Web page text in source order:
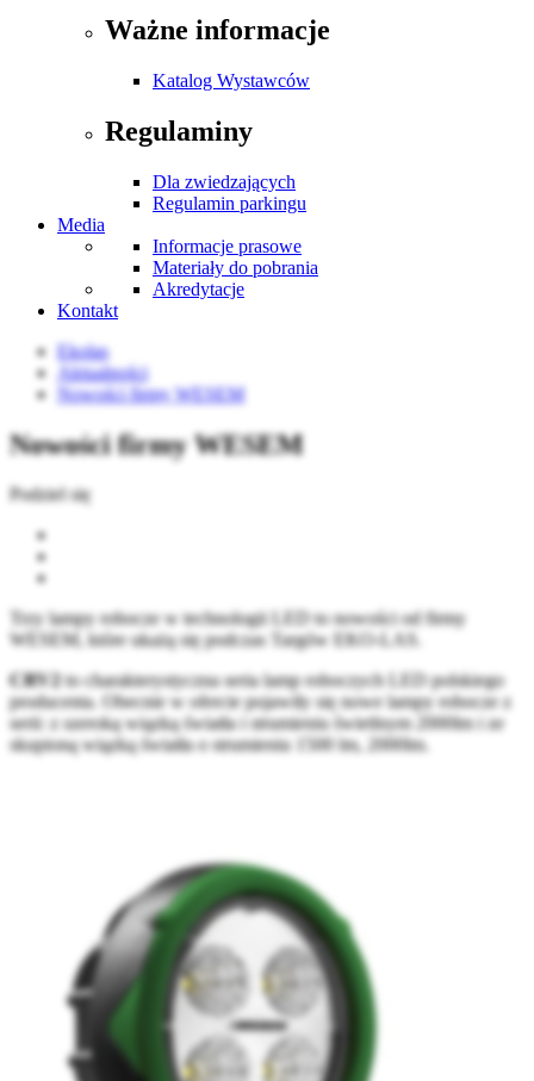
Ważne informacje
Katalog Wystawców
Regulaminy
Dla zwiedzających
Regulamin parkingu
Media
Informacje prasowe
Materiały do pobrania
Akredytacje
Kontakt
Ekolas
Aktualności
Nowości firmy WESEM
Nowości firmy WESEM
Podziel się
Trzy lampy robocze w technologii LED to nowości od firmy
WESEM, które ukażą się podczas Targów EKO-LAS.
CRV2to charakterystyczna seria lamp roboczych LED polskiego
producenta. Obecnie w ofercie pojawiły się nowe lampy robocze z
serii: z szeroką wiązką światła i strumieniu świetlnym 2000lm i ze
skupioną wiązką światła o strumieniu 1500 lm, 2000lm.